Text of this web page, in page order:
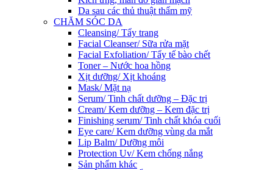
Da sau các thủ thuật thẩm mỹ
CHĂM SÓC DA
Cleansing/ Tẩy trang
Facial Cleanser/ Sữa rửa mặt
Facial Exfoliation/ Tẩy tế bào chết
Toner – Nước hoa hồng
Xịt dưỡng/ Xịt khoáng
Mask/ Mặt nạ
Serum/ Tinh chất dưỡng – Đặc trị
Cream/ Kem dưỡng – Kem đặc trị
Finishing serum/ Tinh chất khóa cuối
Eye care/ Kem dưỡng vùng da mắt
Lip Balm/ Dưỡng môi
Protection Uv/ Kem chống nắng
Sản phẩm khác